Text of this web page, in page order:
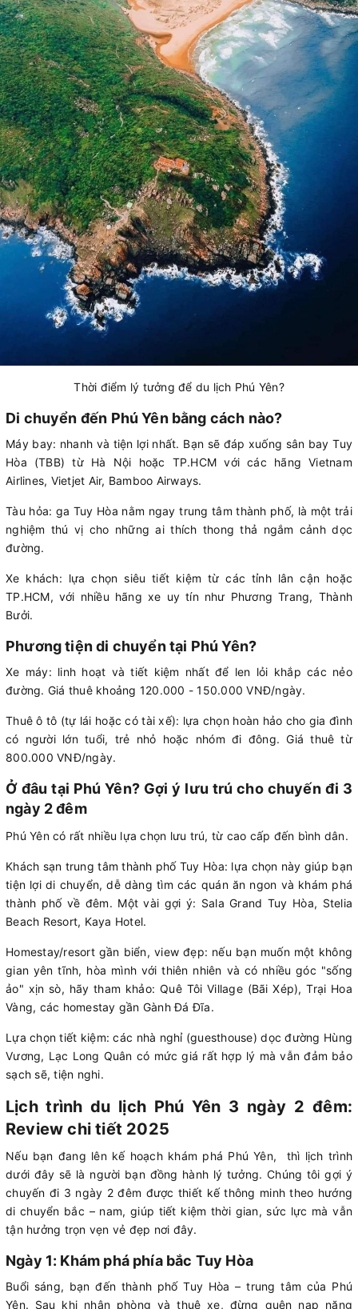
Thời điểm lý tưởng để du lịch Phú Yên?
Di chuyển đến Phú Yên bằng cách nào?
Máy bay: nhanh và tiện lợi nhất. Bạn sẽ đáp xuống sân bay Tuy
Hòa (TBB) từ Hà Nội hoặc TP.HCM với các hãng Vietnam
Airlines, Vietjet Air, Bamboo Airways.
Tàu hỏa: ga Tuy Hòa nằm ngay trung tâm thành phố, là một trải
nghiệm thú vị cho những ai thích thong thả ngắm cảnh dọc
đường.
Xe khách: lựa chọn siêu tiết kiệm từ các tỉnh lân cận hoặc
TP.HCM, với nhiều hãng xe uy tín như Phương Trang, Thành
Bưởi.
Phương tiện di chuyển tại Phú Yên?
Xe máy: linh hoạt và tiết kiệm nhất để len lỏi khắp các nẻo
đường. Giá thuê khoảng 120.000 - 150.000 VNĐ/ngày.
Thuê ô tô (tự lái hoặc có tài xế): lựa chọn hoàn hảo cho gia đình
có người lớn tuổi, trẻ nhỏ hoặc nhóm đi đông. Giá thuê từ
800.000 VNĐ/ngày.
Ở đâu tại Phú Yên? Gợi ý lưu trú cho chuyến đi 3
ngày 2 đêm
Phú Yên có rất nhiều lựa chọn lưu trú, từ cao cấp đến bình dân.
Khách sạn trung tâm thành phố Tuy Hòa: lựa chọn này giúp bạn
tiện lợi di chuyển, dễ dàng tìm các quán ăn ngon và khám phá
thành phố về đêm. Một vài gợi ý: Sala Grand Tuy Hòa, Stelia
Beach Resort, Kaya Hotel.
Homestay/resort gần biển, view đẹp: nếu bạn muốn một không
gian yên tĩnh, hòa mình với thiên nhiên và có nhiều góc "sống
ảo" xịn sò, hãy tham khảo: Quê Tôi Village (Bãi Xép), Trại Hoa
Vàng, các homestay gần Gành Đá Đĩa.
Lựa chọn tiết kiệm: các nhà nghỉ (guesthouse) dọc đường Hùng
Vương, Lạc Long Quân có mức giá rất hợp lý mà vẫn đảm bảo
sạch sẽ, tiện nghi.
Lịch trình du lịch Phú Yên 3 ngày 2 đêm:
Review chi tiết 2025
Nếu bạn đang lên kế hoạch khám phá Phú Yên, thì lịch trình
dưới đây sẽ là người bạn đồng hành lý tưởng. Chúng tôi gợi ý
chuyến đi 3 ngày 2 đêm được thiết kế thông minh theo hướng
di chuyển bắc – nam, giúp tiết kiệm thời gian, sức lực mà vẫn
tận hưởng trọn vẹn vẻ đẹp nơi đây.
Ngày 1: Khám phá phía bắc Tuy Hòa
Buổi sáng, bạn đến thành phố Tuy Hòa – trung tâm của Phú
Yên. Sau khi nhận phòng và thuê xe, đừng quên nạp năng